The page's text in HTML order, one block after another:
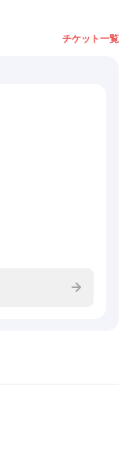
チケット一覧